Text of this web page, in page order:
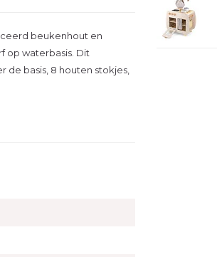
beukenhout en
op waterbasis. Dit
de basis, 8 houten stokjes,